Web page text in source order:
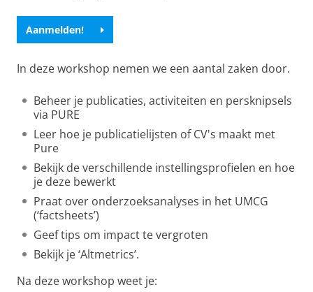
Aanmelden!
In deze workshop nemen we een aantal zaken door.
Beheer je publicaties, activiteiten en persknipsels
via PURE
Leer hoe je publicatielijsten of CV's maakt met
Pure
Bekijk de verschillende instellingsprofielen en hoe
je deze bewerkt
Praat over onderzoeksanalyses in het UMCG
(‘factsheets’)
Geef tips om impact te vergroten
Bekijk je ‘Altmetrics’.
Na deze workshop weet je: